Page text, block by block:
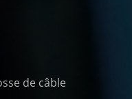
de câble